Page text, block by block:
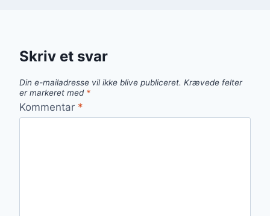
Skriv et svar
Din e-mailadresse vil ikke blive publiceret. Krævede felter
er markeret med *
Kommentar *